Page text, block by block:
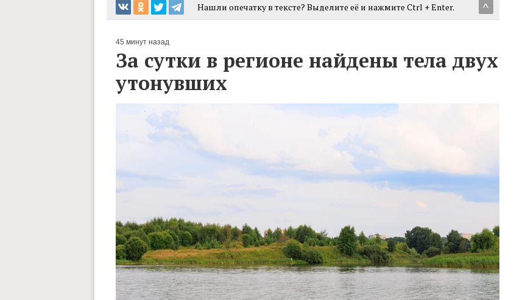
^
Нашли опечатку в тексте? Выделите её и нажмите Ctrl + Enter.
45 минут назад
За сутки в регионе найдены тела двух
утонувших